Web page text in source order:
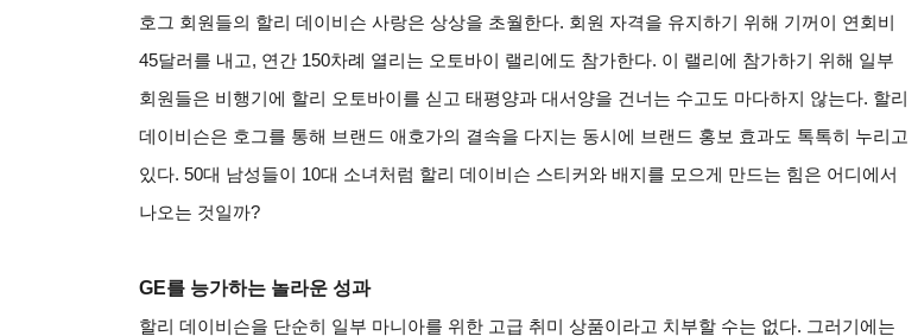
호그 회원들의 할리 데이비슨 사랑은 상상을 초월한다. 회원 자격을 유지하기 위해 기꺼이 연회비
45달러를 내고, 연간 150차례 열리는 오토바이 랠리에도 참가한다. 이 랠리에 참가하기 위해 일부
회원들은 비행기에 할리 오토바이를 싣고 태평양과 대서양을 건너는 수고도 마다하지 않는다. 할리
데이비슨은 호그를 통해 브랜드 애호가의 결속을 다지는 동시에 브랜드 홍보 효과도 톡톡히 누리고
있다. 50대 남성들이 10대 소녀처럼 할리 데이비슨 스티커와 배지를 모으게 만드는 힘은 어디에서
나오는 것일까?
GE를 능가하는 놀라운 성과
할리 데이비슨을 단순히 일부 마니아를 위한 고급 취미 상품이라고 치부할 수는 없다. 그러기에는